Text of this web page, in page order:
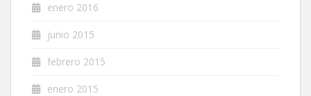
enero 2016
junio 2015
febrero 2015
enero 2015